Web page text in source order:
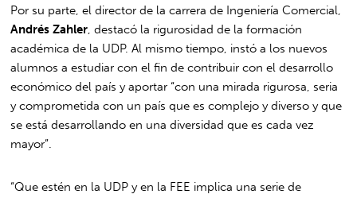
Por su parte, el director de la carrera de Ingeniería Comercial,
Andrés Zahler, destacó la rigurosidad de la formación
académica de la UDP. Al mismo tiempo, instó a los nuevos
alumnos a estudiar con el fin de contribuir con el desarrollo
económico del país y aportar “con una mirada rigurosa, seria
y comprometida con un país que es complejo y diverso y que
se está desarrollando en una diversidad que es cada vez
mayor”.
“Que estén en la UDP y en la FEE implica una serie de